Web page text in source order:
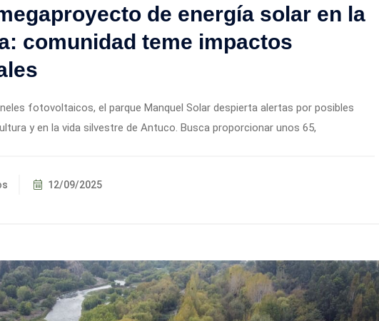
de energía solar en la
comunidad teme impactos
fotovoltaicos, el parque Manquel Solar despierta alertas por posibles
y en la vida silvestre de Antuco. Busca proporcionar unos 65,
12/09/2025